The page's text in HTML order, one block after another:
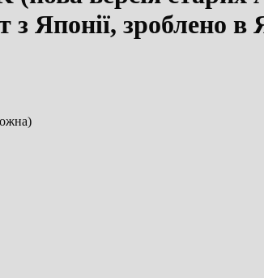
Японії, зроблено в